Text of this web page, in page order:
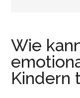
Wie
Kindern